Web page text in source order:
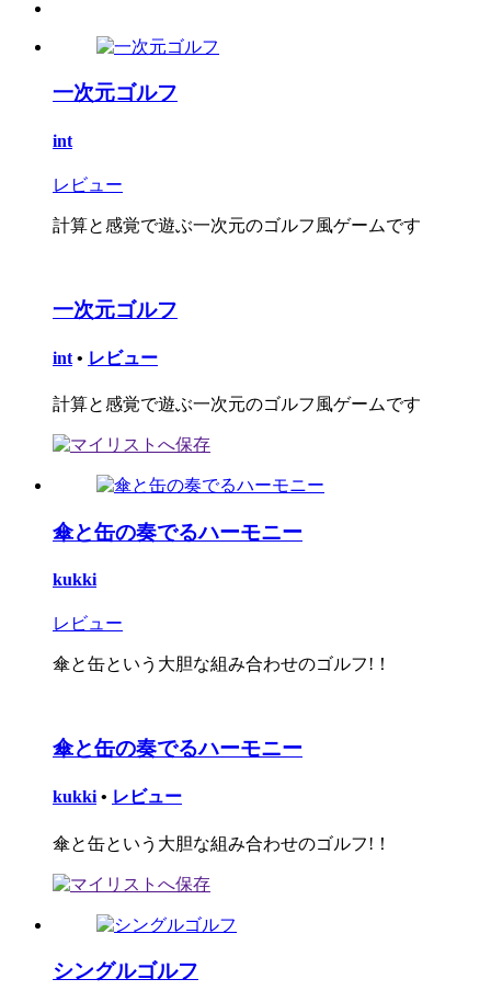
一次元ゴルフ
int
レビュー
計算と感覚で遊ぶ一次元のゴルフ風ゲームです
一次元ゴルフ
int • レビュー
計算と感覚で遊ぶ一次元のゴルフ風ゲームです
傘と缶の奏でるハーモニー
kukki
レビュー
傘と缶という大胆な組み合わせのゴルフ!！
傘と缶の奏でるハーモニー
kukki • レビュー
傘と缶という大胆な組み合わせのゴルフ!！
シングルゴルフ